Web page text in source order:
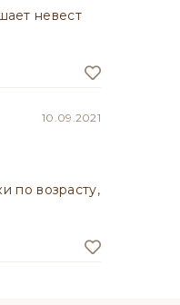
невест
10.09.2021
по возрасту,